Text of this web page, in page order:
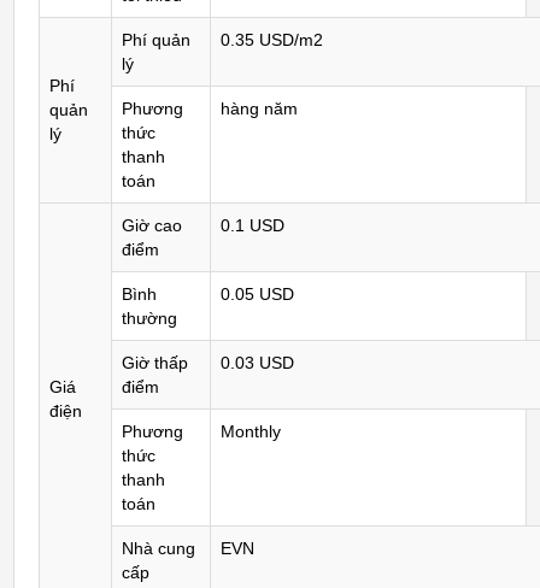
Phí
quản
lý
Phí quản
lý
0.35 USD/m2
Phương
thức
thanh
toán
hàng năm
Giá
điện
Giờ cao
điểm
0.1 USD
Bình
thường
0.05 USD
Giờ thấp
điểm
0.03 USD
Phương
thức
thanh
toán
Monthly
Nhà cung
cấp
EVN